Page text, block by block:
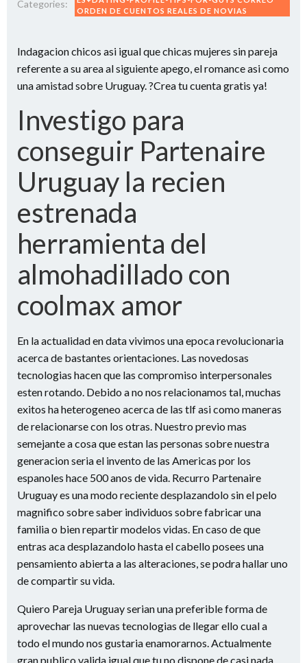
Categories:
ORDEN DE CUENTOS REALES DE NOVIAS
Indagacion chicos asi­ igual que chicas mujeres sin pareja
referente a su area al siguiente apego, el romance asi­ como
una amistad sobre Uruguay. ?Crea tu cuenta gratis ya!
Investigo para
conseguir Partenaire
Uruguay la recien
estrenada
herramienta del
almohadillado con
coolmax amor
En la actualidad en data vivimos una epoca revolucionaria
acerca de bastantes orientaciones. Las novedosas
tecnologias hacen que las compromiso interpersonales
esten rotando. Debido a no nos relacionamos tal, muchas
exitos ha heterogeneo acerca de las tlf asi­ como maneras
de relacionarse con los otras. Nuestro previo mas
semejante a cosa que estan las personas sobre nuestra
generacion seri­a el invento de las Americas por los
espanoles hace 500 anos de vida. Recurro Partenaire
Uruguay es una modo reciente desplazandolo sin el pelo
magnifico sobre saber individuos sobre fabricar una
familia o bien repartir modelos vidas. En caso de que
entras aca desplazandolo hasta el cabello posees una
pensamiento abierta a las alteraciones, se podra hallar uno
de compartir su vida.
Quiero Pareja Uruguay seri­an una preferible forma de
aprovechar las nuevas tecnologias de llegar ello cual a
todo el mundo nos gustaria enamorarnos. Actualmente
gran publico valida igual que tu no dispone de casi nada